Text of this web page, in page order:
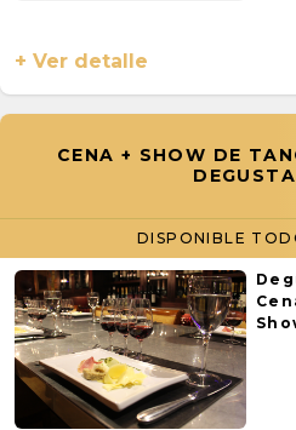
+ Ver detalle
CENA + SHOW DE
DISPONIBLE